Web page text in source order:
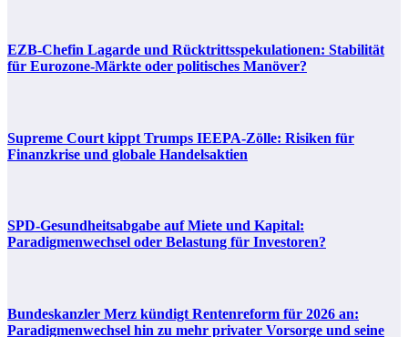
EZB-Chefin Lagarde und Rücktrittsspekulationen: Stabilität
für Eurozone-Märkte oder politisches Manöver?
Supreme Court kippt Trumps IEEPA-Zölle: Risiken für
Finanzkrise und globale Handelsaktien
SPD-Gesundheitsabgabe auf Miete und Kapital:
Paradigmenwechsel oder Belastung für Investoren?
Bundeskanzler Merz kündigt Rentenreform für 2026 an:
Paradigmenwechsel hin zu mehr privater Vorsorge und seine